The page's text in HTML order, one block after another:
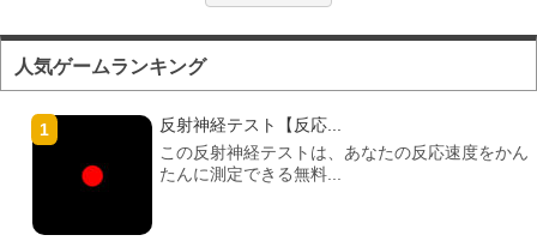
人気ゲームランキング
反射神経テスト【反応...
この反射神経テストは、あなたの反応速度をかん
たんに測定できる無料...